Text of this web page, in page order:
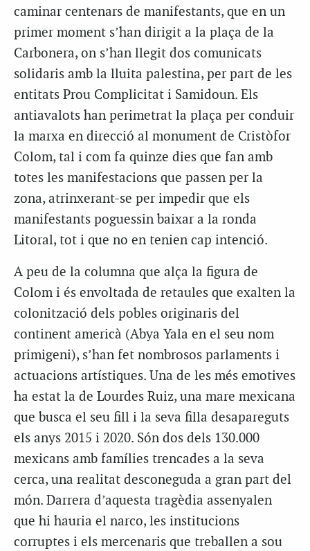
caminar centenars de manifestants, que en un
primer moment s’han dirigit a la plaça de la
Carbonera, on s’han llegit dos comunicats
solidaris amb la lluita palestina, per part de les
entitats Prou Complicitat i Samidoun. Els
antiavalots han perimetrat la plaça per conduir
la marxa en direcció al monument de Cristòfor
Colom, tal i com fa quinze dies que fan amb
totes les manifestacions que passen per la
zona, atrinxerant-se per impedir que els
manifestants poguessin baixar a la ronda
Litoral, tot i que no en tenien cap intenció.
A peu de la columna que alça la figura de
Colom i és envoltada de retaules que exalten la
colonització dels pobles originaris del
continent americà (Abya Yala en el seu nom
primigeni), s’han fet nombrosos parlaments i
actuacions artístiques. Una de les més emotives
ha estat la de Lourdes Ruiz, una mare mexicana
que busca el seu fill i la seva filla desapareguts
els anys 2015 i 2020. Són dos dels 130.000
mexicans amb famílies trencades a la seva
cerca, una realitat desconeguda a gran part del
món. Darrera d’aquesta tragèdia assenyalen
que hi hauria el narco, les institucions
corruptes i els mercenaris que treballen a sou